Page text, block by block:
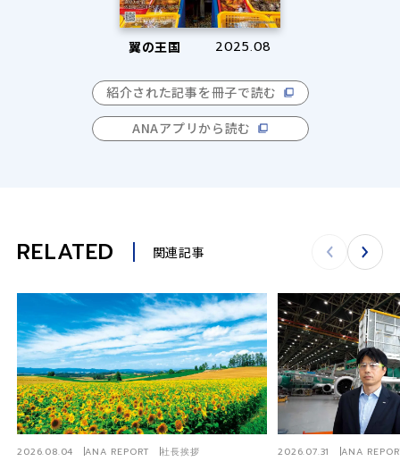
翼の王国 2025.08
紹介された記事を冊子で読む
ANAアプリから読む
RELATED 関連記事
2026.08.04 ANA REPORT 社長挨拶 2026.07.31 ANA